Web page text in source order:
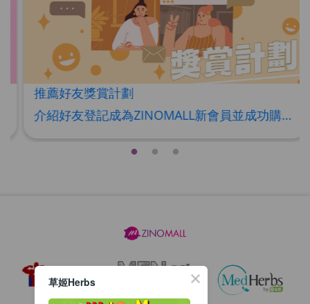
HERBS U-TIGHT
Maximum 1 additional products allowed
to the cart
HKD$169
HKD$369
Add To Cart
Energie Super Power 5:1 (到期日
2028年1月)
to the cart
Maximum 1 additional products allowed
to the cart
HKD$88
HKD$145
Add To Cart
Round Lab 白樺樹水份防曬霜 50ml
推薦好友獎賞計劃
介紹好友登記成為ZINOMALL新會員並成功購物，您即可獲得$50Mall Dollar現金回贈，你的好友亦可同時獲得$50Mall Dollar現金回贈。 **舊會員必須完成首張訂單才可開通邀請好友獎賞計劃** 1. 舊會員可於 我的帳戶>>>邀請好友獎賞 中找到 好友推薦碼 (紅圈位置) 2. 會員可複製好友推薦碼並透過 Whatsapp / Facebook / Email分享給自己好友。推薦好友次數不限，介紹愈多新朋友，可獲得愈多Mall Dollar現金回贈。 3. 好友
草姬Herbs